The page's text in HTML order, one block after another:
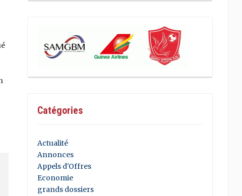
Catégories
Actualité
Annonces
Appels d'Offres
Economie
grands dossiers